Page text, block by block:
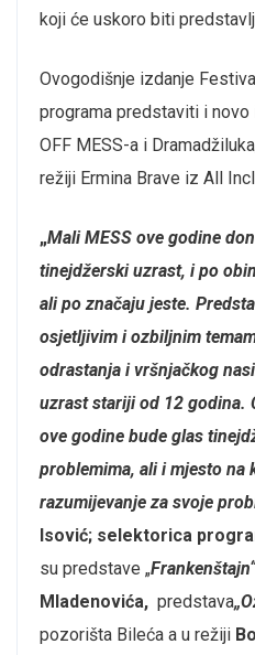
koji će uskoro biti
Ovogodišnje izdanje
programa predstaviti i novo
OFF MESS-a i
režiji Ermina Brave iz All
„Mali MESS ove godine
tinejdžerski uzrast, i po
ali po značaju jeste.
osjetljivim i ozbiljnim
odrastanja i vršnjačkog
uzrast stariji od 12 godina.
ove godine bude glas
problemima, ali i mjesto na
razumijevanje za svoje
Isović; selektorica
su predstave „Frankenštajn“
Mladenovića, predstava
pozorišta Bileća a u režiji